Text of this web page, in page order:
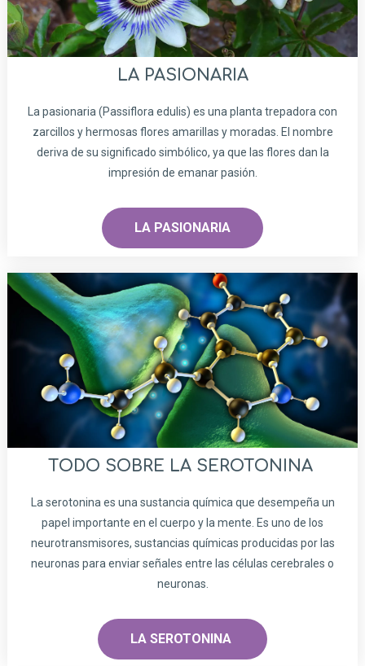
LA PASIONARIA
La pasionaria (Passiflora edulis) es una planta trepadora con
zarcillos y hermosas flores amarillas y moradas. El nombre
deriva de su significado simbólico, ya que las flores dan la
impresión de emanar pasión.
LA PASIONARIA
TODO SOBRE LA SEROTONINA
La serotonina es una sustancia química que desempeña un
papel importante en el cuerpo y la mente. Es uno de los
neurotransmisores, sustancias químicas producidas por las
neuronas para enviar señales entre las células cerebrales o
neuronas.
LA SEROTONINA